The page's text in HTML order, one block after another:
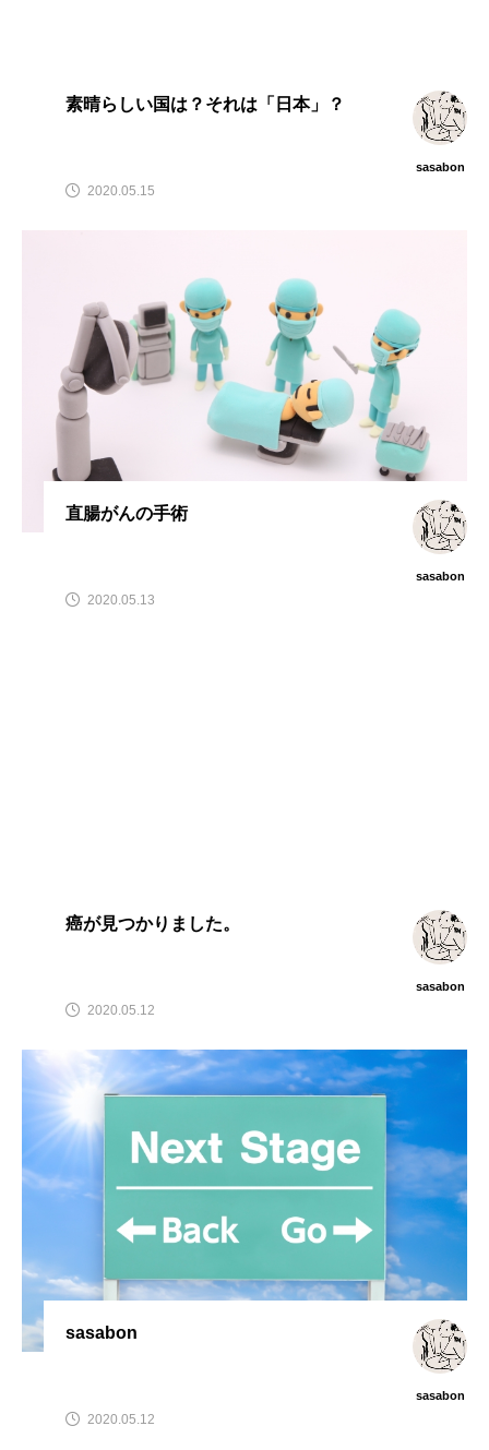
素晴らしい国は？それは「日本」？
sasabon
2020.05.15
直腸がんの手術
sasabon
2020.05.13
癌が見つかりました。
sasabon
2020.05.12
sasabon
sasabon
2020.05.12